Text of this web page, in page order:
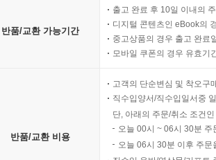
반품/교환 가능기간
출고 완료 후 10일 이내의
디지털 콘텐츠인 eBook의
중고상품의 경우 출고 완료
모바일 쿠폰의 경우 유효기
반품/교환 비용
고객의 단순변심 및 착오구
직수입양서/직수입일서중
단, 아래의 주문/취소 조건
오늘 00시 ~ 06시 30분
오늘 06시 30분 이후 주